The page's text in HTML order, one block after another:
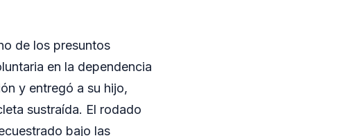
de los presuntos
en la dependencia
y entregó a su hijo,
sustraída. El rodado
bajo las